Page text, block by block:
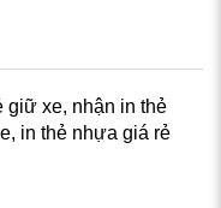
giữ xe, nhận in thẻ
in thẻ nhựa giá rẻ